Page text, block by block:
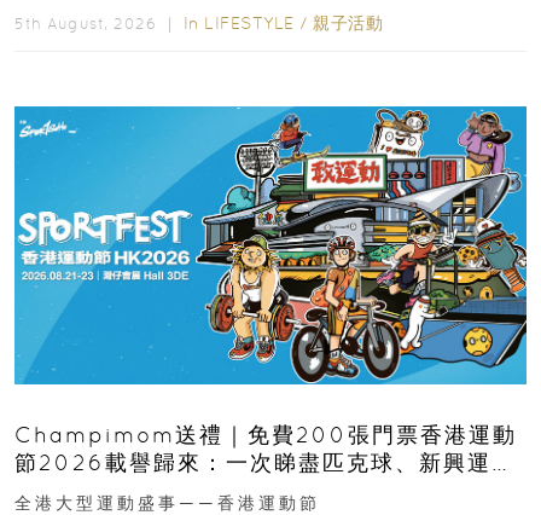
5th August, 2026 ｜ In LIFESTYLE / 親子活動
Champimom送禮｜免費200張門票香港運動
節2026載譽歸來：一次睇盡匹克球、新興運
動、街舞比賽＋逾百運動品牌展覽
全港大型運動盛事——香港運動節